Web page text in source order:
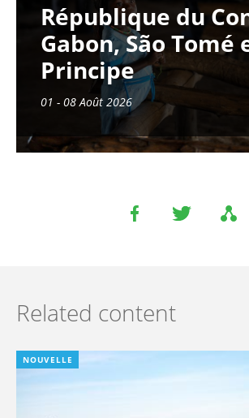
République du
Gabon, São Tomé
Principe
01 - 08 Août 2026
Related content
NOUVELLE